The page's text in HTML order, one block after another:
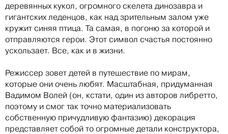
деревянных кукол, огромного скелета динозавра и
гигантских леденцов, как над зрительным залом уже
кружит синяя птица. Та самая, в погоню за которой и
отправляются герои. Этот символ счастья постоянно
ускользает. Все, как и в жизни.
Режиссер зовет детей в путешествие по мирам,
которые они очень любят. Масштабная, придуманная
Вадимом Волей (он, кстати, один из авторов либретто,
поэтому и смог так точно материализовать
собственную причудливую фантазию) декорация
представляет собой то огромные детали конструктора,